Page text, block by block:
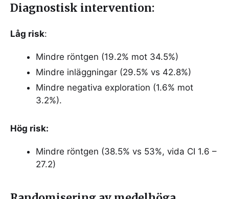
Diagnostisk intervention:
Låg risk:
Mindre röntgen (19.2% mot 34.5%)
Mindre inläggningar (29.5% vs 42.8%)
Mindre negativa exploration (1.6% mot
3.2%).
Hög risk:
Mindre röntgen (38.5% vs 53%, vida CI 1.6 –
27.2)